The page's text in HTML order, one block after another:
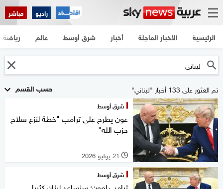
راديو مباشر
الرئيسية الأخبار العاجلة أخبار شرق أوسط عالم رياضة
حسب القسم تم العثور على 133 أخبار "لبناني"
شرق أوسط
عون يطرح على ترامب "خطة لنزع سلاح
حزب الله"
l 21 يوليو 2026
شرق أوسط